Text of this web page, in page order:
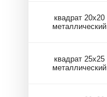
квадрат 20х20
металлический
квадрат 25х25
металлический